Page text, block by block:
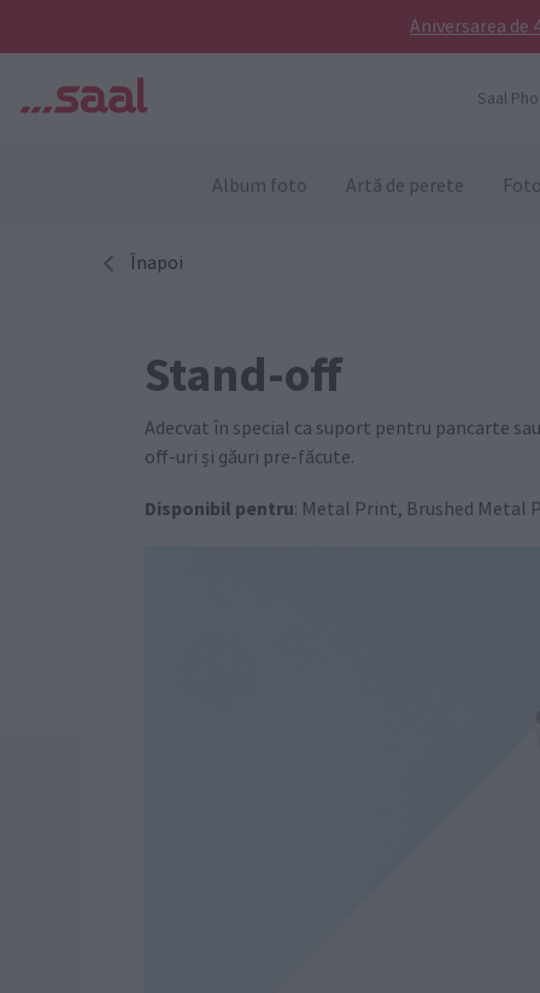
Aniversarea de
Saal
Album foto Artă de perete
Înapoi
Stand-off
Adecvat în special ca suport pentru pancarte
off-uri și găuri pre-făcute.
Disponibil pentru: Metal Print, Brushed Metal